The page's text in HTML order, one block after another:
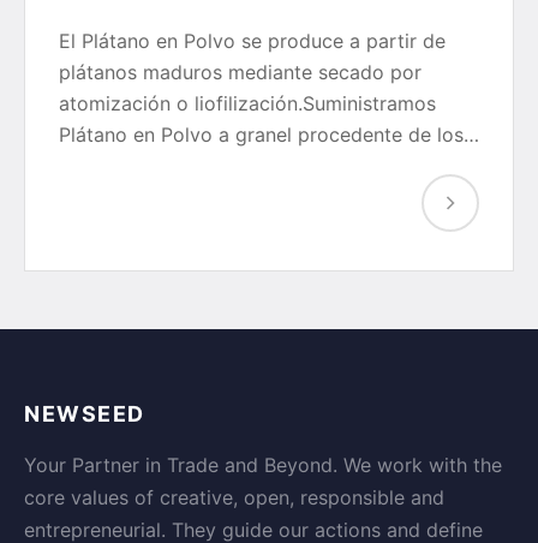
El Plátano en Polvo se produce a partir de
plátanos maduros mediante secado por
atomización o liofilización.Suministramos
Plátano en Polvo a granel procedente de los…
NEWSEED
Your Partner in Trade and Beyond. We work with the
core values of creative, open, responsible and
entrepreneurial. They guide our actions and define